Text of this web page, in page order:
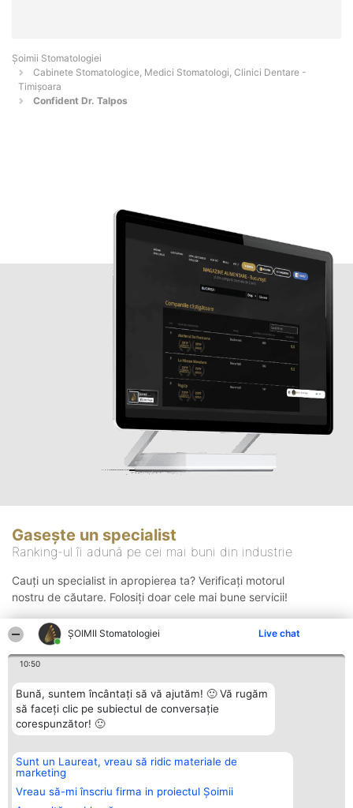
ȘOIMII Stomatologiei Live chat
10:50
Bună, suntem încântați să vă ajutăm! 🙂 Vă rugăm
să faceți clic pe subiectul de conversație
corespunzător! 🙂
Sunt un Laureat, vreau să ridic materiale de
marketing
Vreau să-mi înscriu firma in proiectul Șoimii
Șoimii Stomatologiei
Cabinete Stomatologice, Medici Stomatologi, Clinici Dentare -
Timişoara
Confident Dr. Talpos
Gasește un specialist
Ranking-ul îi adună pe cei mai buni din industrie
Cauți un specialist in apropierea ta? Verificați motorul
nostru de căutare. Folosiți doar cele mai bune servicii!
Organizator Ranking
BRIGHT SOLUTIONS BR SRL
Aleea Timisul De Sus 2 Bl. A30
Sc. A Et. 4 Ap. 13 Cod 061952
Plebiscyt
Lista Tuturor
Laureaților
Contact